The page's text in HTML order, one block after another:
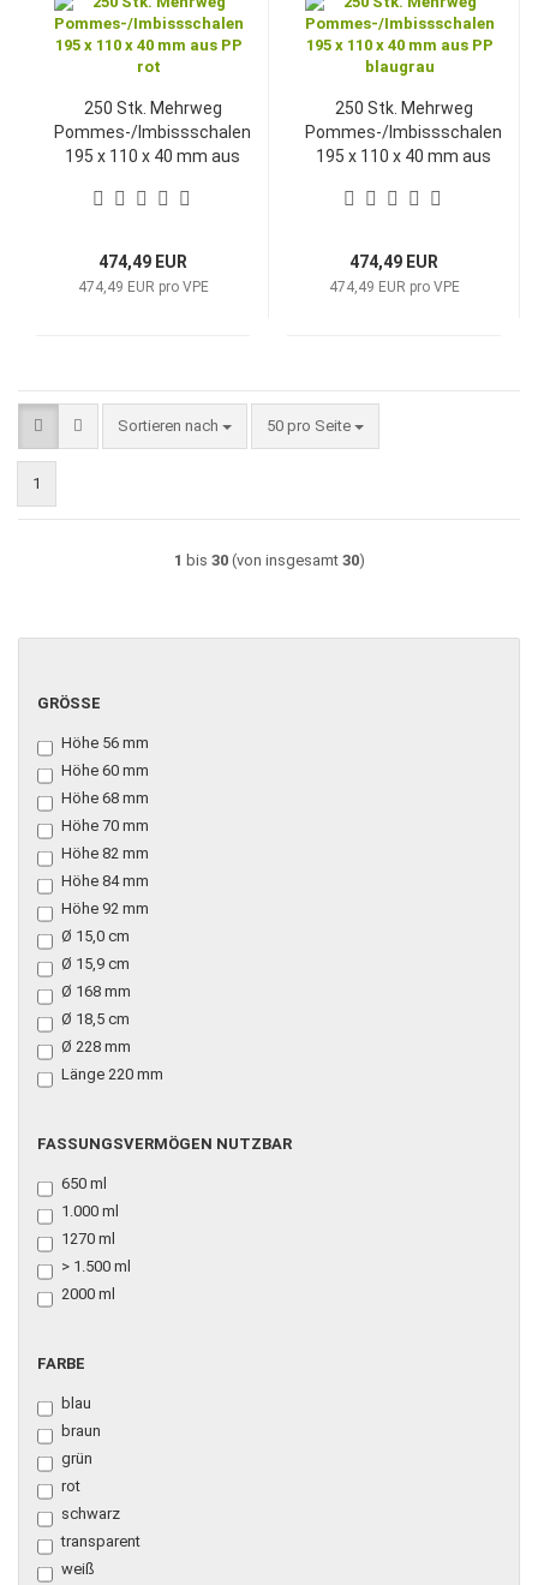
250 Stk. Mehrweg
Pommes-/Imbissschalen
195 x 110 x 40 mm aus
474,49 EUR
474,49 EUR pro VPE
250 Stk. Mehrweg
Pommes-/Imbissschalen
195 x 110 x 40 mm aus
474,49 EUR
474,49 EUR pro VPE
Sortieren nach
Sortieren nach 50 pro Seite
pro Seite
1
1 bis 30(von insgesamt 30)
GRÖSSE
GRÖSSE
Höhe 56 mm
Höhe 60 mm
Höhe 68 mm
Höhe 70 mm
Höhe 82 mm
Höhe 84 mm
Höhe 92 mm
Ø 15,0 cm
Ø 15,9 cm
Ø 168 mm
Ø 18,5 cm
Ø 228 mm
Länge 220 mm
FASSUNGSVERMÖGEN
FASSUNGSVERMÖGEN NUTZBAR
650 ml
1.000 ml
1270 ml
> 1.500 ml
2000 ml
FARBE
FARBE
blau
braun
grün
rot
schwarz
transparent
weiß